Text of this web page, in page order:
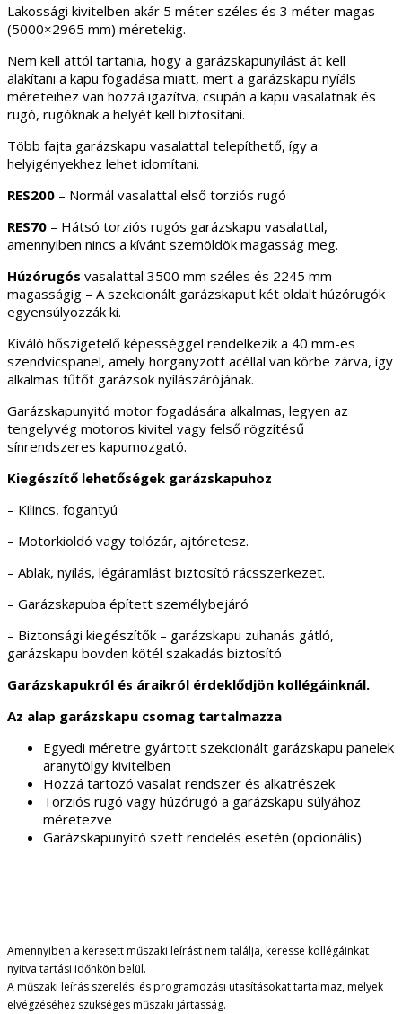
Lakossági kivitelben akár 5 méter széles és 3 méter magas
(5000×2965 mm) méretekig.
Nem kell attól tartania, hogy a garázskapunyílást át kell
alakítani a kapu fogadása miatt, mert a garázskapu nyíáls
méreteihez van hozzá igazítva, csupán a kapu vasalatnak és
rugó, rugóknak a helyét kell biztosítani.
Több fajta garázskapu vasalattal telepíthető, így a
helyigényekhez lehet idomítani.
RES200 – Normál vasalattal első torziós rugó
RES70 – Hátsó torziós rugós garázskapu vasalattal,
amennyiben nincs a kívánt szemöldök magasság meg.
Húzórugós vasalattal 3500 mm széles és 2245 mm
magasságig – A szekcionált garázskaput két oldalt húzórugók
egyensúlyozzák ki.
Kiváló hőszigetelő képességgel rendelkezik a 40 mm-es
szendvicspanel, amely horganyzott acéllal van körbe zárva, így
alkalmas fűtőt garázsok nyílászárójának.
Garázskapunyitó motor fogadására alkalmas, legyen az
tengelyvég motoros kivitel vagy felső rögzítésű
sínrendszeres kapumozgató.
Kiegészítő lehetőségek garázskapuhoz
– Kilincs, fogantyú
– Motorkioldó vagy tolózár, ajtóretesz.
– Ablak, nyílás, légáramlást biztosító rácsszerkezet.
– Garázskapuba épített személybejáró
– Biztonsági kiegészítők – garázskapu zuhanás gátló,
garázskapu bovden kötél szakadás biztosító
Garázskapukról és áraikról érdeklődjön kollégáinknál.
Az alap garázskapu csomag tartalmazza
Egyedi méretre gyártott szekcionált garázskapu panelek
aranytölgy kivitelben
Hozzá tartozó vasalat rendszer és alkatrészek
Torziós rugó vagy húzórugó a garázskapu súlyához
méretezve
Garázskapunyitó szett rendelés esetén (opcionális)
Amennyiben a keresett műszaki leírást nem találja, keresse kollégáinkat
nyitva tartási időnkön belül.
A műszaki leírás szerelési és programozási utasításokat tartalmaz, melyek
elvégzéséhez szükséges műszaki jártasság.